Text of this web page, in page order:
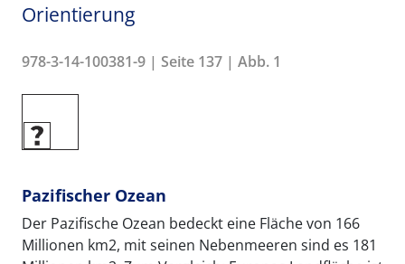
Orientierung
978-3-14-100381-9 | Seite 137 | Abb. 1
Pazifischer Ozean
Der Pazifische Ozean bedeckt eine Fläche von 166
Millionen km2, mit seinen Nebenmeeren sind es 181